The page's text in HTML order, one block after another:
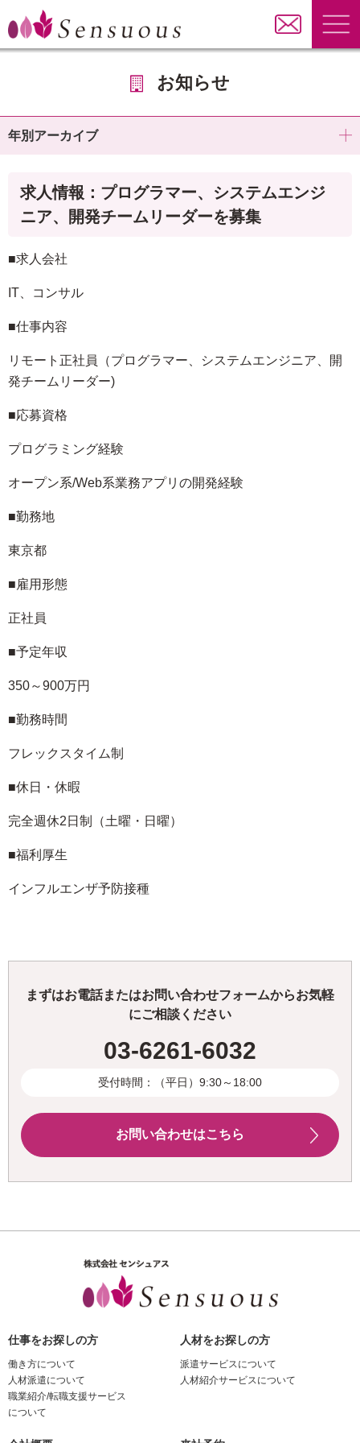
お知らせ
求人情報：プログラマー、システムエンジ
ニア、開発チームリーダーを募集
■求人会社
IT、コンサル
■仕事内容
リモート正社員（プログラマー、システムエンジニア、開
発チームリーダー)
■応募資格
プログラミング経験
オープン系/Web系業務アプリの開発経験
■勤務地
東京都
■雇用形態
正社員
■予定年収
350～900万円
■勤務時間
フレックスタイム制
■休日・休暇
完全週休2日制（土曜・日曜）
■福利厚生
インフルエンザ予防接種
年別アーカイブ
まずはお電話またはお問い合わせフォームからお気軽
にご相談ください
03-6261-6032
受付時間：（平日）9:30～18:00
お問い合わせはこちら
仕事をお探しの方
働き方について
人材派遣について
職業紹介/転職支援サービス
について
人材をお探しの方
派遣サービスについて
人材紹介サービスについて